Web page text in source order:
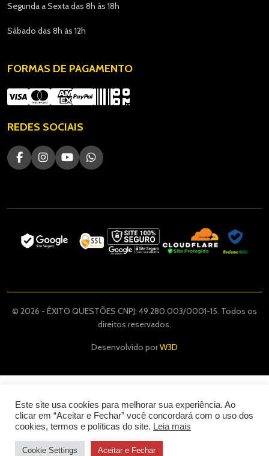
Segunda a Sexta das 8h às 18h
Sábado das 8h às 12h
FORMAS DE PAGAMENTO
REDES SOCIAIS
© 2026 - ÊXITO QUESTÕES CNPJ: 49.280.003/0001-15. Todos os
direitos reservados.
Desenvolvido porW3D
Este site usa cookies para melhorar sua experiência. Ao
clicar em “Aceitar e Fechar” você concordará com o uso dos
cookies, termos e políticas do site. Leia mais
Cookie Settings Aceitar e Fechar